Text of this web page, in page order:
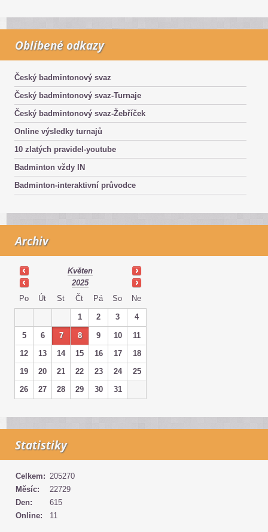
Oblíbené odkazy
Český badmintonový svaz
Český badmintonový svaz-Turnaje
Český badmintonový svaz-Žebříček
Online výsledky turnajů
10 zlatých pravidel-youtube
Badminton vždy IN
Badminton-interaktivní průvodce
Archiv
Květen
2025
Po
Út St Čt Pá So Ne
1 2 3 4
5 6 7 8 9 10
11
12
13 14 15 16 17
18
19
20 21 22 23 24
25
26
27 28 29 30 31
Statistiky
Online: 11
Celkem: 205270
Měsíc:
22729
Den:
615